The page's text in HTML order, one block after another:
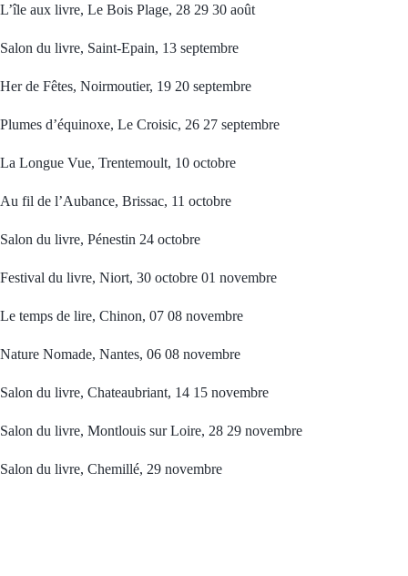
L’île aux livre, Le Bois Plage, 28 29 30 août
Salon du livre, Saint-Epain, 13 septembre
Her de Fêtes, Noirmoutier, 19 20 septembre
Plumes d’équinoxe, Le Croisic, 26 27 septembre
La Longue Vue, Trentemoult, 10 octobre
Au fil de l’Aubance, Brissac, 11 octobre
Salon du livre, Pénestin 24 octobre
Festival du livre, Niort, 30 octobre 01 novembre
Le temps de lire, Chinon, 07 08 novembre
Nature Nomade, Nantes, 06 08 novembre
Salon du livre, Chateaubriant, 14 15 novembre
Salon du livre, Montlouis sur Loire, 28 29 novembre
Salon du livre, Chemillé, 29 novembre